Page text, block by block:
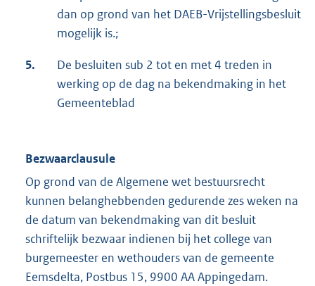
dan op grond van het DAEB-Vrijstellingsbesluit
mogelijk is.;
5.
De besluiten sub 2 tot en met 4 treden in
werking op de dag na bekendmaking in het
Gemeenteblad
Bezwaarclausule
Op grond van de Algemene wet bestuursrecht
kunnen belanghebbenden gedurende zes weken na
de datum van bekendmaking van dit besluit
schriftelijk bezwaar indienen bij het college van
burgemeester en wethouders van de gemeente
Eemsdelta, Postbus 15, 9900 AA Appingedam.